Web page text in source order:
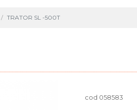
TRATOR SL -500T
cod 058583